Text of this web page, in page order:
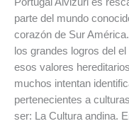
parte del mundo
corazón de Sur
los grandes logros del
esos valores
muchos intentan
pertenecientes a
ser: La Cultura andina.